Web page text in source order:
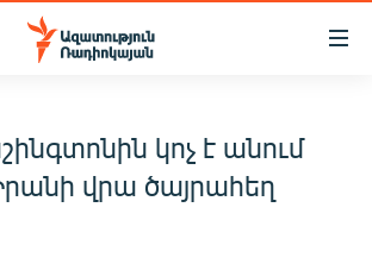
կոչ է անում
վրա ծայրահեղ